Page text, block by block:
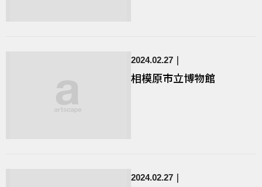
2024.02.27
相模原市立博物館
2024.02.27